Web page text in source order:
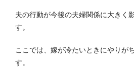
夫の行動が今後の夫婦関係に大きく
す。
ここでは、嫁が冷たいときにやりが
す。